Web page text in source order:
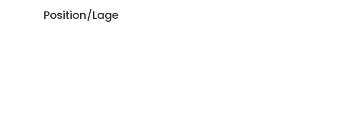
Position/Lage